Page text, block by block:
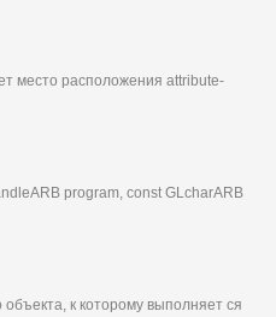
место расположения attribute-
program, const GLcharARB
к которому выполняет ся